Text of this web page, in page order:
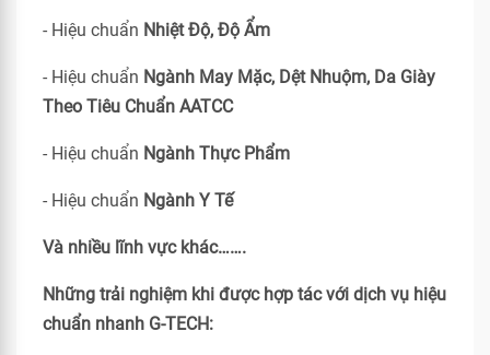
- Hiệu chuẩn Nhiệt Độ, Độ Ẩm
- Hiệu chuẩn Ngành May Mặc, Dệt Nhuộm, Da Giày
Theo Tiêu Chuẩn AATCC
- Hiệu chuẩn Ngành Thực Phẩm
- Hiệu chuẩn Ngành Y Tế
Và nhiều lĩnh vực khác…….
Những trải nghiệm khi được hợp tác với dịch vụ hiệu
chuẩn nhanh G-TECH: